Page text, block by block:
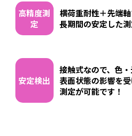
高精度測
定
横荷重耐性＋先端
長期間の安定した測
安定検出
接触式なので、色
表面状態の影響を
測定が可能です！